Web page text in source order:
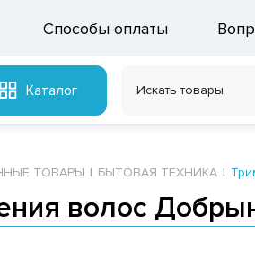
Способы оплаты
Каталог
ТОВАРЫ БЫТОВАЯ ТЕХНИКА
волос